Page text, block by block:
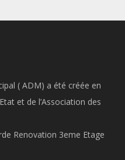
( ADM) a été créée en
et de l’Association des
Renovation 3eme Etage